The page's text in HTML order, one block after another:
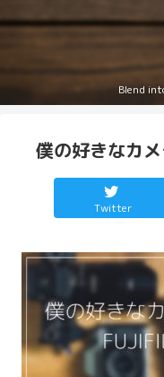
Blend
僕の好きなカ
Twitter